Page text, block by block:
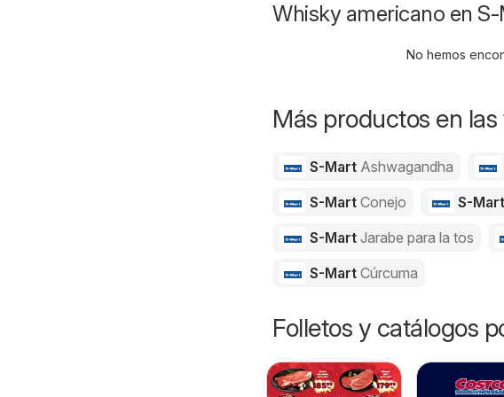
Whisky americano en
No hemos
Más productos en
S-Mart Ashwagandha
S-Mart Conejo S-Mart
S-Mart Jarabe para la tos
S-Mart Cúrcuma
Folletos y catálogos